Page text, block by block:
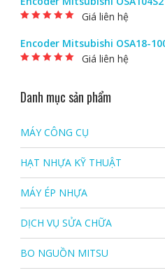
Giá liên hệ
Encoder Mitsubishi OSA18-
Giá liên hệ
Danh mục sản phẩm
MÁY CÔNG CỤ
HẠT NHỰA KỸ THUẬT
MÁY ÉP NHỰA
DỊCH VỤ SỬA CHỮA
BO NGUỒN MITSU